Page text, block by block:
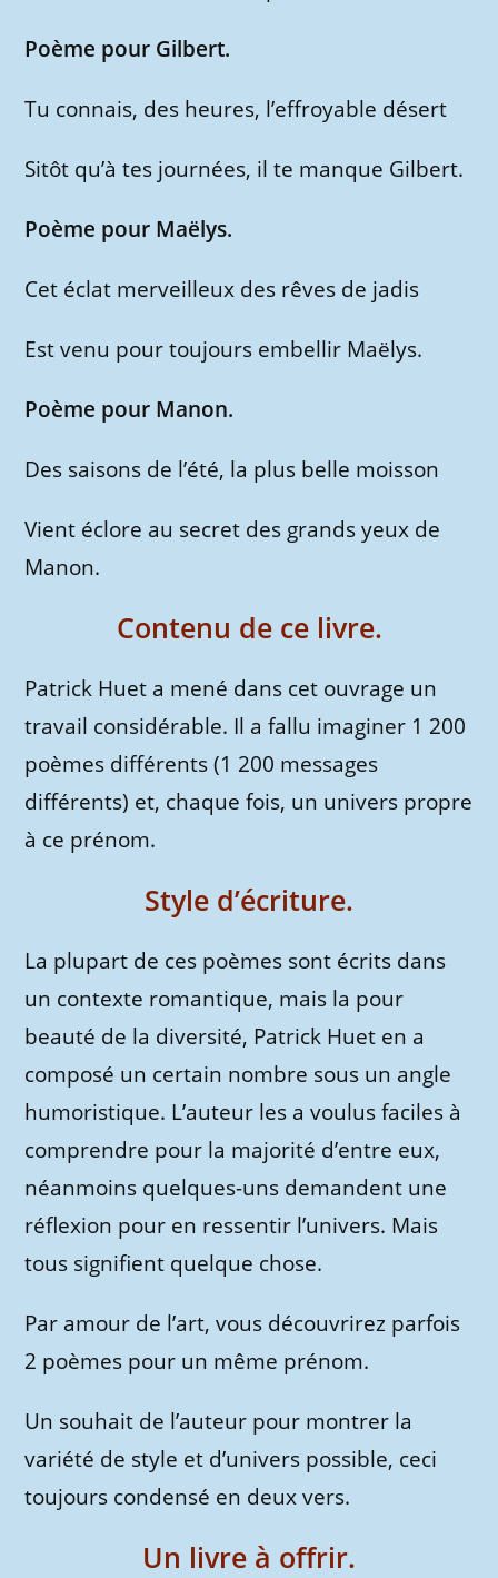
Poème pour Gilbert.
Tu connais, des heures, l’effroyable désert
Sitôt qu’à tes journées, il te manque Gilbert.
Poème pour Maëlys.
Cet éclat merveilleux des rêves de jadis
Est venu pour toujours embellir Maëlys.
Poème pour Manon.
Des saisons de l’été, la plus belle moisson
Vient éclore au secret des grands yeux de
Manon.
Contenu de ce livre.
Patrick Huet a mené dans cet ouvrage un
travail considérable. Il a fallu imaginer 1 200
poèmes différents (1 200 messages
différents) et, chaque fois, un univers propre
à ce prénom.
Style d’écriture.
La plupart de ces poèmes sont écrits dans
un contexte romantique, mais la pour
beauté de la diversité, Patrick Huet en a
composé un certain nombre sous un angle
humoristique. L’auteur les a voulus faciles à
comprendre pour la majorité d’entre eux,
néanmoins quelques-uns demandent une
réflexion pour en ressentir l’univers. Mais
tous signifient quelque chose.
Par amour de l’art, vous découvrirez parfois
2 poèmes pour un même prénom.
Un souhait de l’auteur pour montrer la
variété de style et d’univers possible, ceci
toujours condensé en deux vers.
Un livre à offrir.